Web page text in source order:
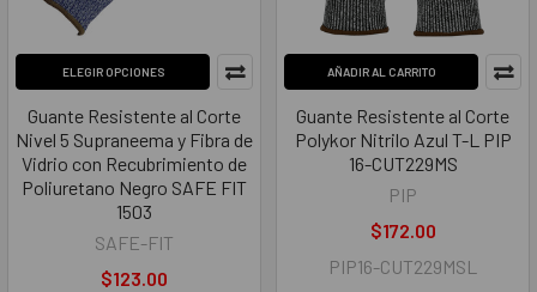
ELEGIR OPCIONES
Guante Resistente al Corte
Nivel 5 Supraneema y Fibra de
Vidrio con Recubrimiento de
Poliuretano Negro SAFE FIT
1503
SAFE-FIT
$123.00
AÑADIR AL CARRITO
Guante Resistente al Corte
Polykor Nitrilo Azul T-L PIP
16-CUT229MS
PIP
$172.00
PIP16-CUT229MSL